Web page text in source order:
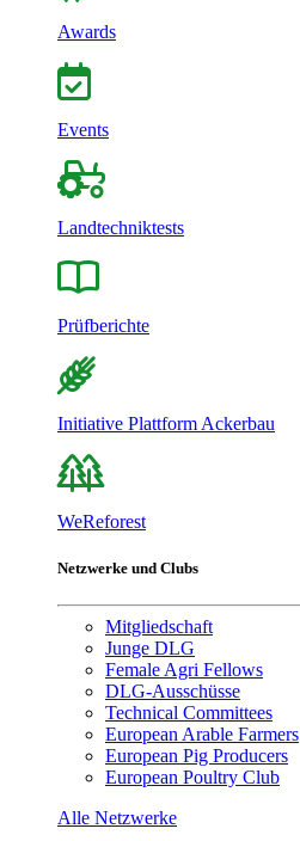
Awards
Events
Landtechniktests
Prüfberichte
Initiative Plattform Ackerbau
WeReforest
Netzwerke und Clubs
Mitgliedschaft
Junge DLG
Female Agri Fellows
DLG-Ausschüsse
Technical Committees
European Arable Farmers
European Pig Producers
European Poultry Club
Alle Netzwerke